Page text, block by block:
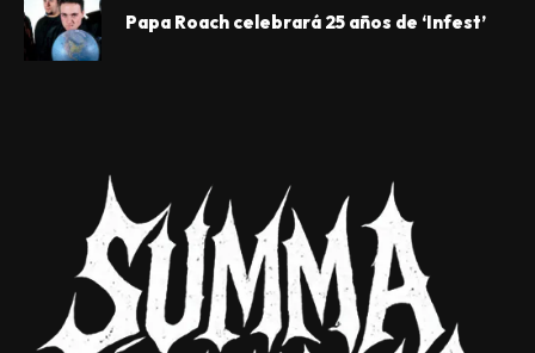
Papa Roach celebrará 25 años de ‘Infest’